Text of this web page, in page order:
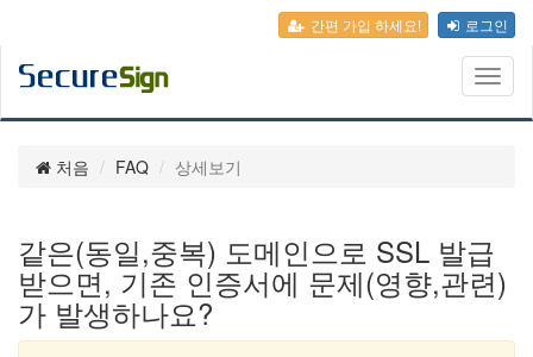
간편 가입 하세요! 로그인
처음 FAQ 상세보기
같은(동일,중복) 도메인으로 SSL 발급
받으면, 기존 인증서에 문제(영향,관련)
가 발생하나요?